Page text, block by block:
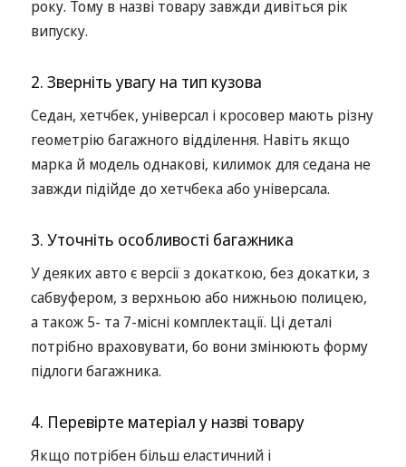
року. Тому в назві товару завжди дивіться рік
випуску.
2. Зверніть увагу на тип кузова
Седан, хетчбек, універсал і кросовер мають різну
геометрію багажного відділення. Навіть якщо
марка й модель однакові, килимок для седана не
завжди підійде до хетчбека або універсала.
3. Уточніть особливості багажника
У деяких авто є версії з докаткою, без докатки, з
сабвуфером, з верхньою або нижньою полицею,
а також 5- та 7-місні комплектації. Ці деталі
потрібно враховувати, бо вони змінюють форму
підлоги багажника.
4. Перевірте матеріал у назві товару
Якщо потрібен більш еластичний і